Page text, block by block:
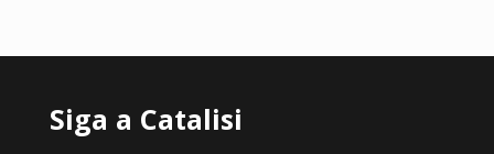
Siga a Catalisi